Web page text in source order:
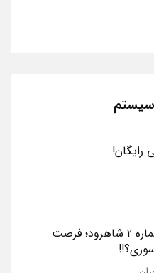
رایگان!
شهرک صنعتی شماره 2 شاهرود؛ فرصت